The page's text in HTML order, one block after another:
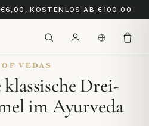
€6,00, KOSTENLOS AB €100,00
OF VEDAS
Drei-
im Ayurveda